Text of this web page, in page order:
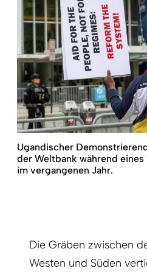
Ugandischer
der Weltbank während
im vergangenen Jahr.
Die Gräben zwischen
Westen und Süden